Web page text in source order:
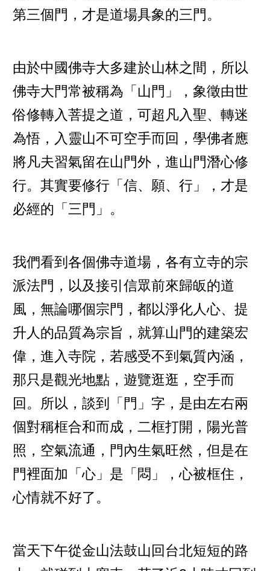
第三個門，才是道場具象的三門。
由於中國佛寺大多建於山林之間，所以
佛寺大門常被稱為「山門」，象徵由世
俗修轉入菩提之道，可超凡入聖、轉迷
為悟，入靈山不可空手而回，學佛者應
將凡夫習氣留在山門外，進山門潛心修
行。其實要修行「信、願、行」，才是
必經的「三門」。
我們看到各個佛寺道場，各有立寺的宗
派法門，以及接引信眾前來歸皈的道
風，無論哪個宗門，都以淨化人心、提
升人的品質為宗旨，就算山門的建築宏
偉，進入寺院，若感受不到氣質內涵，
那只是觀光地點，遊覽逛逛，空手而
回。所以，談到「門」字，是由左右兩
個對稱框合和而成，二框打開，陽光普
照，空氣流通，門內生氣旺然，但是在
門裡面加「心」是「悶」，心被框住，
心情就不好了。
當天下午從金山法鼓山回台北短短的路